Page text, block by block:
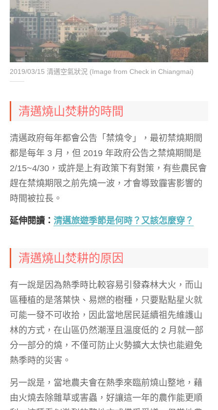
2019/03/15 清邁空氣狀況 (Image from Check in Chiangmai)
清邁燒山焚耕的時間
清邁政府每年都會公告「禁燒令」，最初禁燒期間
都是每年 3 月，但 2019 年政府公告之禁燒期間是
2/15~4/30，或許是上有政策下有對策，有些農民會
趕在禁燒期限之前先燒一波，才會導致霾害影響的
時間被拉長。
延伸閱讀： 清邁旅遊季節是何時？又該怎麼穿？
清邁燒山焚耕的原因
有一說是因為熱季時比較容易引發森林大火，而山
區種植的是落葉快、易燃的樹種，只要點點星火就
可能一發不可收拾，因此當地居民延續祖先維護山
林的方式，在山區仍然潮溼且溫度低的 2 月就一部
分一部分的燒，不僅可防止火勢擴大太快也能避免
熱季時的災害。
另一說是，當地農夫會在熱季來臨前燒山整地，藉
由火燒去除雜草或害蟲，好讓這一年的農作能更順